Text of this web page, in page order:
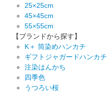
25×25cm
45×45cm
55×55cm
【ブランドから探す】
K＋ 筒染めハンカチ
ギフトジャガードハンカチ
注染はんかち
四季色
うつろい桜